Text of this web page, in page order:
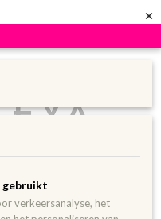
×
gebruikt
verkeersanalyse, het